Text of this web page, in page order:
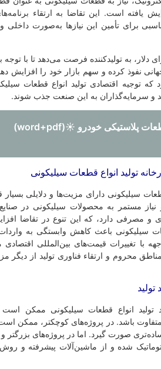
به ارتقاء برنامه‌های توسعه‌یافته و
به‌صورت داخلی و خودکفایی ایجاد
فرصت می‌دهد تا با توجه به کاهش هزینه‌ها
بازار خود را افزایش دهد. این مزیت‌های
انواع قطعات سیلیکونی از مهمترین
این صنعت جذب شوند.
طرح توجیهی تولید قطعات پلاستیکی خودرو ☀️(word+pdf)
سیلیکونی
مزیت‌ها و دلایلی بسیار قابل توجه است.
سیلیکونی در صنایع متعدد از جمله
تنوع در تقاضا افزایش سودآوری را
وابستگی به واردات و ارز آوری در
بین‌المللی اقتصادی مقاومت بیشتری
فناوری تولید از دیگر مزیت‌های اجتماعی
سیلیکونی ممکن است نسبت به حجم
کوچکتر، ممکن است تولید به صورت
در پروژه‌های بزرگتر و با سرمایه‌گذاری
پیشرفته و روش‌های تکنولوژیکی